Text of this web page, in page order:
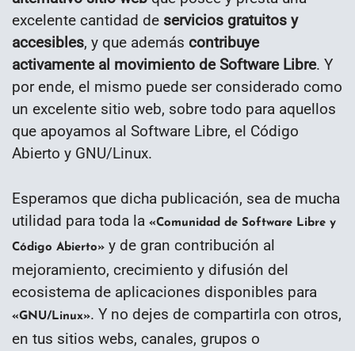
excelente cantidad de servicios gratuitos y
accesibles, y que además contribuye
activamente al movimiento de Software Libre. Y
por ende, el mismo puede ser considerado como
un excelente sitio web, sobre todo para aquellos
que apoyamos al Software Libre, el Código
Abierto y GNU/Linux.
Esperamos que dicha publicación, sea de mucha
utilidad para toda la «Comunidad de Software Libre y
Código Abierto» y de gran contribución al
mejoramiento, crecimiento y difusión del
ecosistema de aplicaciones disponibles para
«GNU/Linux». Y no dejes de compartirla con otros,
en tus sitios webs, canales, grupos o